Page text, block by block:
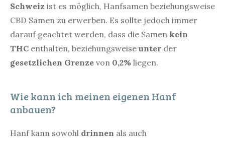
Schweiz ist es möglich, Hanfsamen beziehungsweise
CBD Samen zu erwerben. Es sollte jedoch immer
darauf geachtet werden, dass die Samen kein
THC enthalten, beziehungsweise unter der
gesetzlichen Grenze von 0,2% liegen.
Wie kann ich meinen eigenen Hanf
anbauen?
Hanf kann sowohl drinnen als auch